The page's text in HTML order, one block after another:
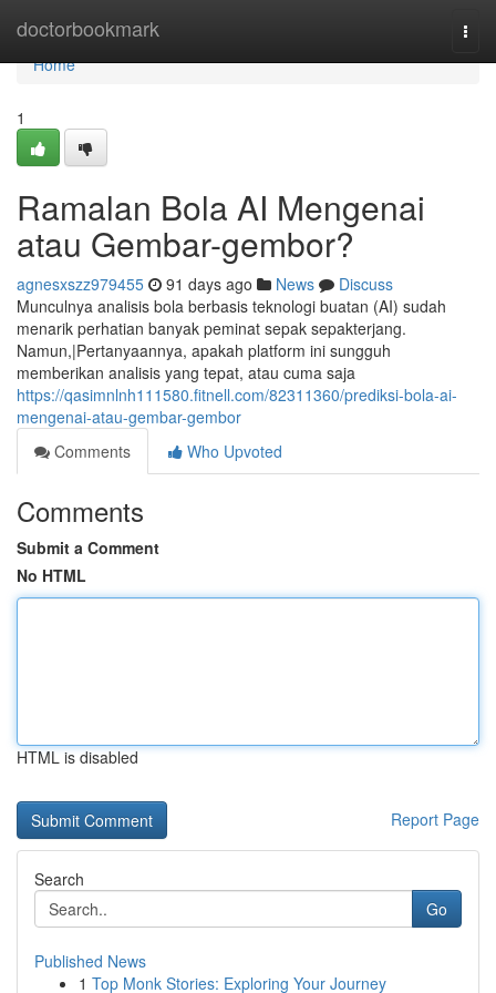
doctorbookmark
Home
Home
1
Ramalan Bola AI Mengenai
atau Gembar-gembor?
agnesxszz979455 91 days ago News
Discuss
Munculnya analisis bola berbasis teknologi buatan (AI) sudah
menarik perhatian banyak peminat sepak sepakterjang.
Namun,|Pertanyaannya, apakah platform ini sungguh
memberikan analisis yang tepat, atau cuma saja
https://qasimnlnh111580.fitnell.com/82311360/prediksi-bola-ai-
mengenai-atau-gembar-gembor
Comments
Who Upvoted
Comments
Submit a Comment
No HTML
HTML is disabled
Report Page
Search
Go
Published News
1 Top Monk Stories: Exploring Your Journey